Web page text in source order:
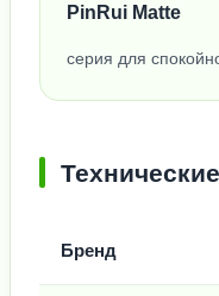
PinRui Matte
серия для
Бренд